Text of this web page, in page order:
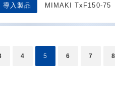
導入製品 MIMAKI TxF150-75
4 5 6 7